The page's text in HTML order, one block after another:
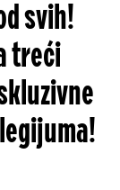
svih!
treći